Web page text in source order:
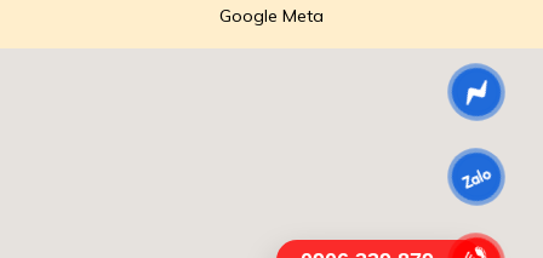
Google Meta